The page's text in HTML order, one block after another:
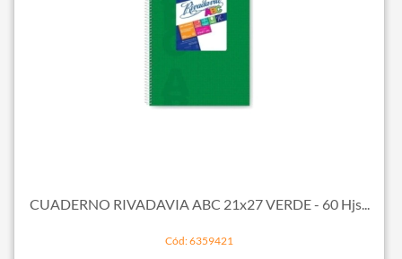
CUADERNO RIVADAVIA ABC 21x27 VERDE - 60 Hjs...
Cód: 6359421